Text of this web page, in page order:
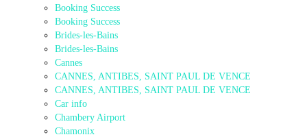
Booking Success
Booking Success
Brides-les-Bains
Brides-les-Bains
Cannes
CANNES, ANTIBES, SAINT PAUL DE VENCE
CANNES, ANTIBES, SAINT PAUL DE VENCE
Car info
Chambery Airport
Chamonix